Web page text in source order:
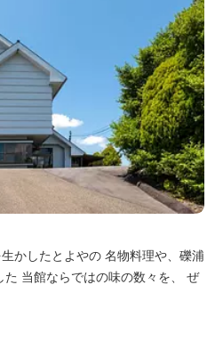
かしたとよやの 名物料理や、礫浦
当館ならではの味の数々を、 ぜ